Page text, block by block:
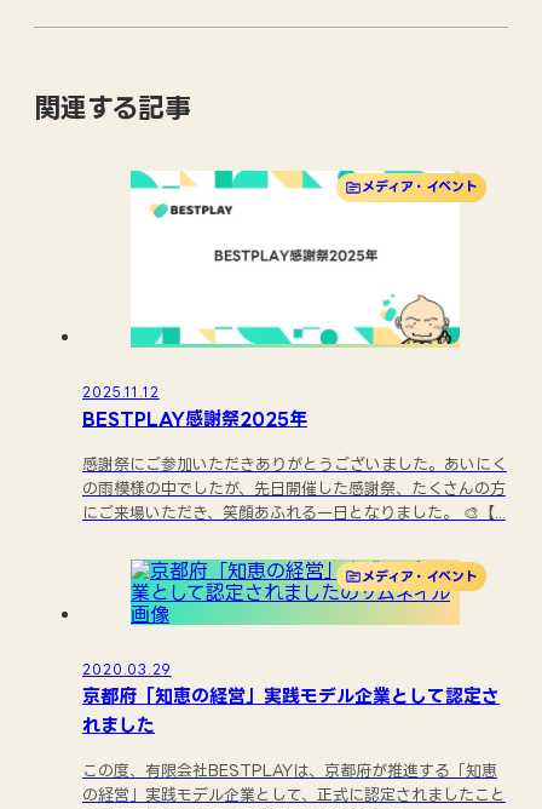
erumina
BESTPLAY.STORE
店舗情報を見る
関連する記事
メディア・イベント
2025.11.12
BESTPLAY感謝祭2025年
感謝祭にご参加いただきありがとうございました。あいにく
の雨模様の中でしたが、先日開催した感謝祭、たくさんの方
にご来場いただき、笑顔あふれる一日となりました。 🎨【...
メディア・イベント
2020.03.29
京都府「知恵の経営」実践モデル企業として認定さ
れました
この度、有限会社BESTPLAYは、京都府が推進する「知恵
の経営」実践モデル企業として、正式に認定されましたこと